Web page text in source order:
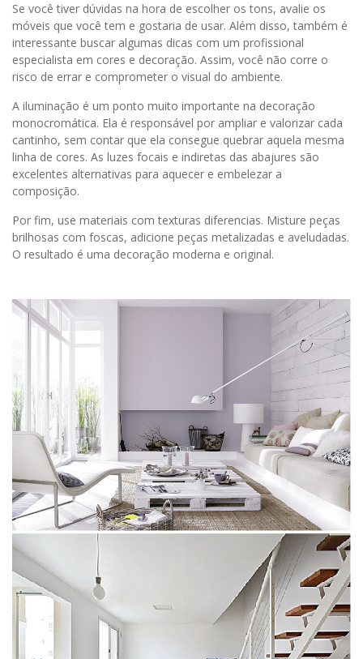
Se você tiver dúvidas na hora de escolher os tons, avalie os
móveis que você tem e gostaria de usar. Além disso, também é
interessante buscar algumas dicas com um profissional
especialista em cores e decoração. Assim, você não corre o
risco de errar e comprometer o visual do ambiente.
A iluminação é um ponto muito importante na decoração
monocromática. Ela é responsável por ampliar e valorizar cada
cantinho, sem contar que ela consegue quebrar aquela mesma
linha de cores. As luzes focais e indiretas das abajures são
excelentes alternativas para aquecer e embelezar a
composição.
Por fim, use materiais com texturas diferencias. Misture peças
brilhosas com foscas, adicione peças metalizadas e aveludadas.
O resultado é uma decoração moderna e original.